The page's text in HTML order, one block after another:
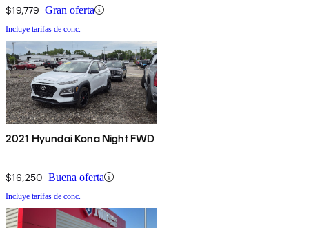
$19,779 Gran oferta
Incluye tarifas de conc.
2021 Hyundai Kona Night FWD
$16,250 Buena oferta
Incluye tarifas de conc.